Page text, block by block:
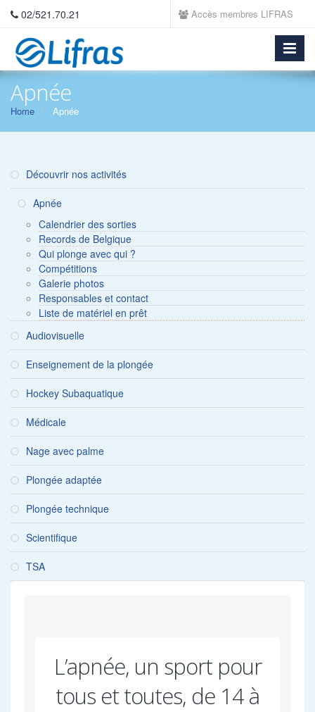
02/521.70.21 Accès membres LIFRAS
Apnée
Home Apnée
Découvrir nos activités
Apnée
Calendrier des sorties
Records de Belgique
Qui plonge avec qui ?
Compétitions
Galerie photos
Responsables et contact
Liste de matériel en prêt
Audiovisuelle
Enseignement de la plongée
Hockey Subaquatique
Médicale
Nage avec palme
Plongée adaptée
Plongée technique
Scientifique
TSA